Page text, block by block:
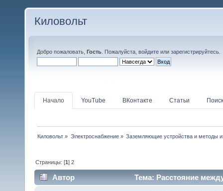
Киловольт
Добро пожаловать, Гость . Пожалуйста, войдите или зарегистрируйтесь
Начало YouTube ВКонтакте Статьи Поиск
Киловольт » Электроснабжение» Заземляющие устройства и методы
Страницы: [1]2
Автор Тема: Расстояние